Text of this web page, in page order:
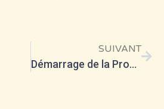
SUIVANT
Démarrage de la Production pour l’Exportation du Pétrole Brut du Niger